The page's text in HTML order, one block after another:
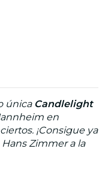
única Candlelight
en
¡Consigue ya
Zimmer a la